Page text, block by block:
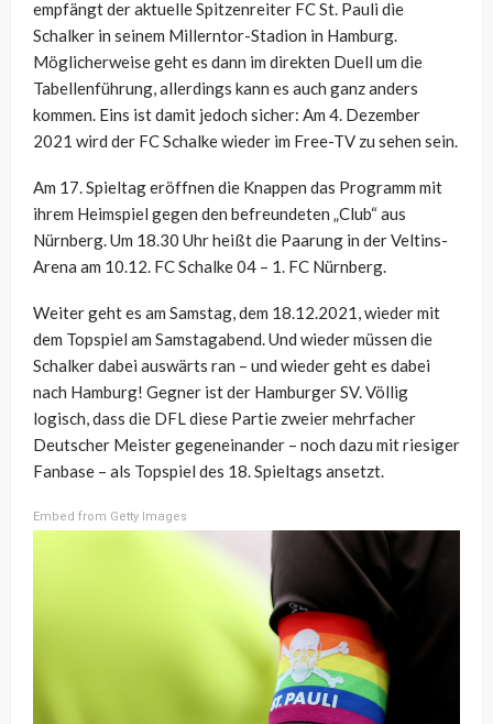
empfängt der aktuelle Spitzenreiter FC St. Pauli die
Schalker in seinem Millerntor-Stadion in Hamburg.
Möglicherweise geht es dann im direkten Duell um die
Tabellenführung, allerdings kann es auch ganz anders
kommen. Eins ist damit jedoch sicher: Am 4. Dezember
2021 wird der FC Schalke wieder im Free-TV zu sehen sein.
Am 17. Spieltag eröffnen die Knappen das Programm mit
ihrem Heimspiel gegen den befreundeten „Club“ aus
Nürnberg. Um 18.30 Uhr heißt die Paarung in der Veltins-
Arena am 10.12. FC Schalke 04 – 1. FC Nürnberg.
Weiter geht es am Samstag, dem 18.12.2021, wieder mit
dem Topspiel am Samstagabend. Und wieder müssen die
Schalker dabei auswärts ran – und wieder geht es dabei
nach Hamburg! Gegner ist der Hamburger SV. Völlig
logisch, dass die DFL diese Partie zweier mehrfacher
Deutscher Meister gegeneinander – noch dazu mit riesiger
Fanbase – als Topspiel des 18. Spieltags ansetzt.
Embed from Getty Images